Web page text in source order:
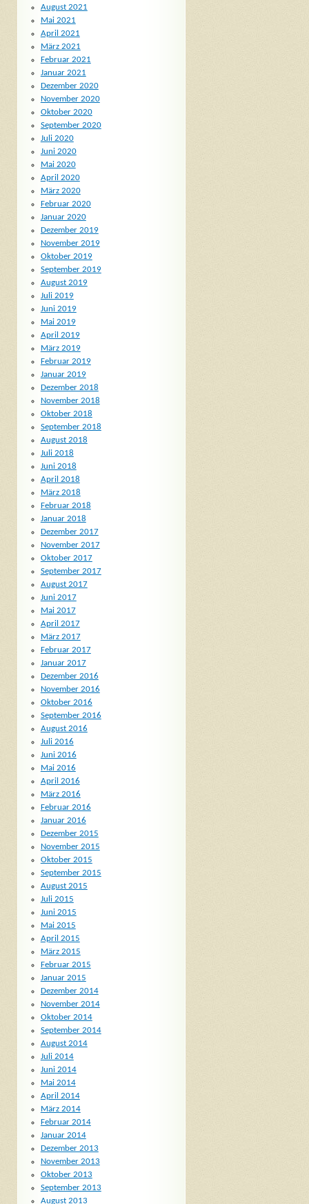
August 2021
Mai 2021
April 2021
März 2021
Februar 2021
Januar 2021
Dezember 2020
November 2020
Oktober 2020
September 2020
Juli 2020
Juni 2020
Mai 2020
April 2020
März 2020
Februar 2020
Januar 2020
Dezember 2019
November 2019
Oktober 2019
September 2019
August 2019
Juli 2019
Juni 2019
Mai 2019
April 2019
März 2019
Februar 2019
Januar 2019
Dezember 2018
November 2018
Oktober 2018
September 2018
August 2018
Juli 2018
Juni 2018
April 2018
März 2018
Februar 2018
Januar 2018
Dezember 2017
November 2017
Oktober 2017
September 2017
August 2017
Juni 2017
Mai 2017
April 2017
März 2017
Februar 2017
Januar 2017
Dezember 2016
November 2016
Oktober 2016
September 2016
August 2016
Juli 2016
Juni 2016
Mai 2016
April 2016
März 2016
Februar 2016
Januar 2016
Dezember 2015
November 2015
Oktober 2015
September 2015
August 2015
Juli 2015
Juni 2015
Mai 2015
April 2015
März 2015
Februar 2015
Januar 2015
Dezember 2014
November 2014
Oktober 2014
September 2014
August 2014
Juli 2014
Juni 2014
Mai 2014
April 2014
März 2014
Februar 2014
Januar 2014
Dezember 2013
November 2013
Oktober 2013
September 2013
August 2013